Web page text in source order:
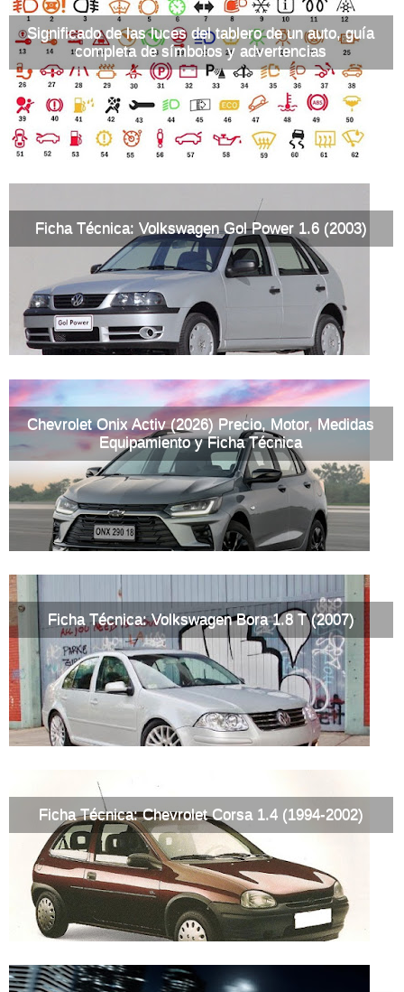
Significado de las luces del tablero de un auto, guía
completa de símbolos y advertencias
Ficha Técnica: Volkswagen Gol Power 1.6 (2003)
Chevrolet Onix Activ (2026) Precio, Motor, Medidas
Equipamiento y Ficha Técnica
Ficha Técnica: Volkswagen Bora 1.8 T (2007)
Ficha Técnica: Chevrolet Corsa 1.4 (1994-2002)